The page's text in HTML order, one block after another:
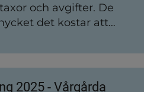
och avgifter. De
det kostar att
för barnomsorg,
att hyra kommunens
2025 - Vårgårda